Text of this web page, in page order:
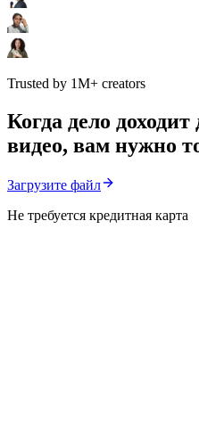
Trusted by 1M+ creators
Когда дело
видео, вам нужно
Загрузите файл
Не требуется кредитная карта